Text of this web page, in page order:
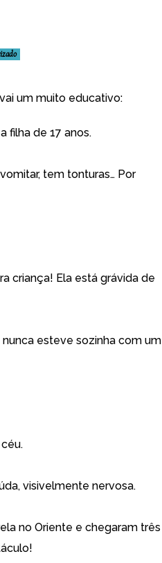
um muito educativo:
filha de 17 anos.
tem tonturas… Por
criança! Ela está grávida de
nunca esteve sozinha com um
visivelmente nervosa.
no Oriente e chegaram três